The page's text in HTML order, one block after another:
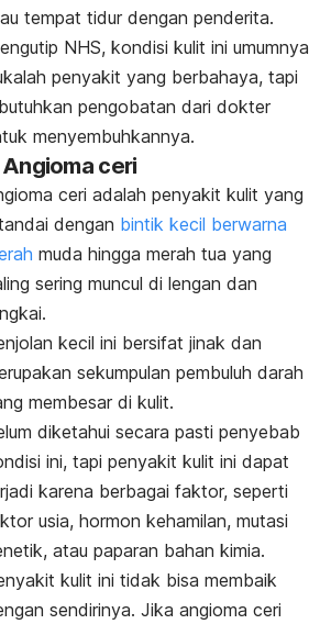
tempat tidur dengan penderita.
NHS, kondisi kulit ini umumnya
penyakit yang berbahaya, tapi
pengobatan dari dokter
menyembuhkannya.
Angioma ceri
ceri adalah penyakit kulit yang
dengan bintik kecil berwarna
muda hingga merah tua yang
sering muncul di lengan dan
kecil ini bersifat jinak dan
sekumpulan pembuluh darah
membesar di kulit.
diketahui secara pasti penyebab
ini, tapi penyakit kulit ini dapat
karena berbagai faktor, seperti
usia, hormon kehamilan, mutasi
atau paparan bahan kimia.
kulit ini tidak bisa membaik
sendirinya. Jika angioma ceri